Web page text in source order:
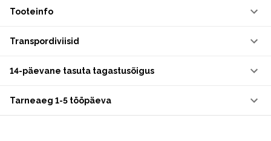
Tooteinfo
Transpordiviisid
14-päevane tasuta tagastusõigus
Tarneaeg 1-5 tööpäeva